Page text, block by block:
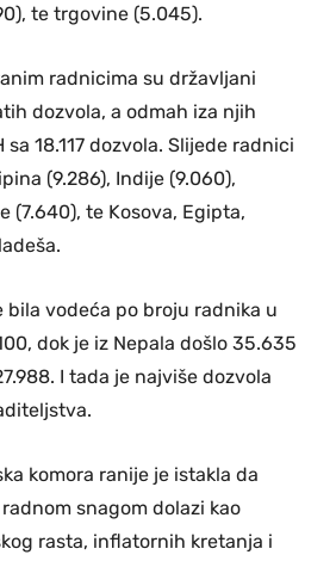
te trgovine (5.045).
radnicima su državljani
dozvola, a odmah iza njih
18.117 dozvola. Slijede radnici
(9.286), Indije (9.060),
(7.640), te Kosova, Egipta,
bila vodeća po broju radnika u
dok je iz Nepala došlo 35.635
I tada je najviše dozvola
komora ranije je istakla da
snagom dolazi kao
rasta, inflatornih kretanja i